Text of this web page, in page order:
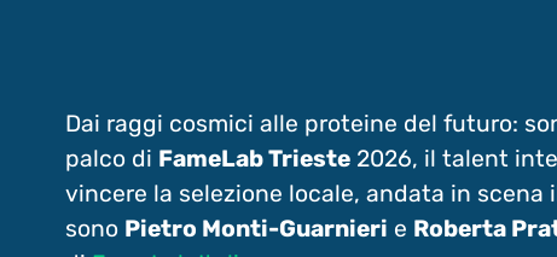
Dai raggi cosmici alle proteine del futuro:
palco di FameLab Trieste2026, il talent
vincere la selezione locale, andata in scena
sono Pietro Monti-Guarnieri e Roberta